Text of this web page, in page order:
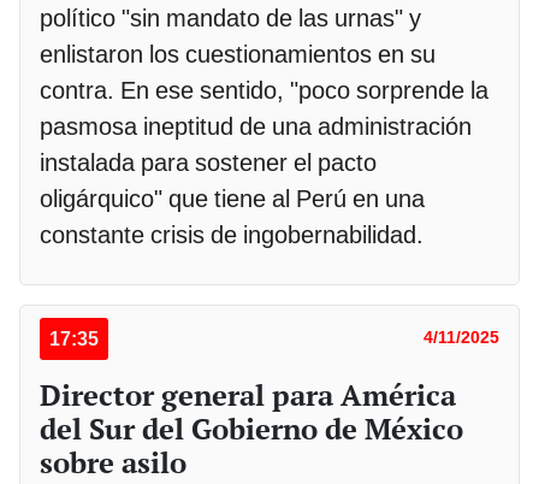
político "sin mandato de las urnas" y
enlistaron los cuestionamientos en su
contra. En ese sentido, "poco sorprende la
pasmosa ineptitud de una administración
instalada para sostener el pacto
oligárquico" que tiene al Perú en una
constante crisis de ingobernabilidad.
17:35 4/11/2025
Director general para América
del Sur del Gobierno de México
sobre asilo